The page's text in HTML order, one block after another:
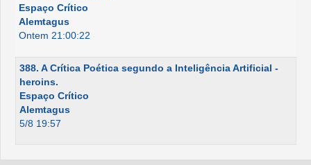
Espaço Crítico
Alemtagus
Ontem 21:00:22
388. A Crítica Poética segundo a Inteligência Artificial -
heroins.
Espaço Crítico
Alemtagus
5/8 19:57